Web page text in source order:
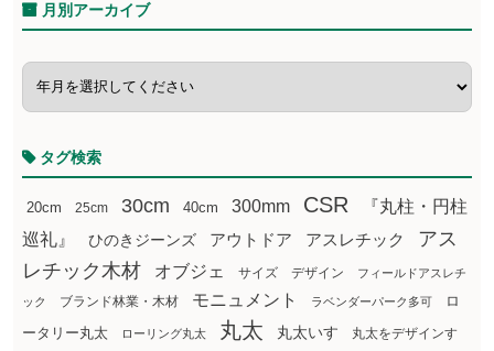
月別アーカイブ
タグ検索
20cm 25cm 30cm 40cm 300mm CSR
『丸柱・円柱
巡礼』
ひのきジーンズ アウトドア アスレチック
アス
レチック木材
オブジェ サイズ デザイン フィールドアスレチ
ック ブランド林業・木材 モニュメント ラベンダーパーク多可
ロ
ータリー丸太
ローリング丸太 丸太 丸太いす
丸太をデザインす